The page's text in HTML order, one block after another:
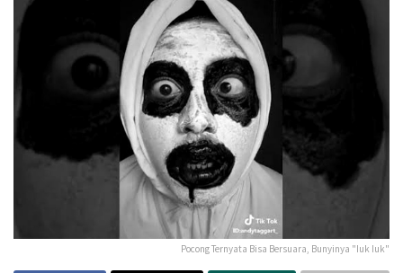
Pocong Ternyata Bisa Bersuara, Bunyinya "Iuk Iuk"